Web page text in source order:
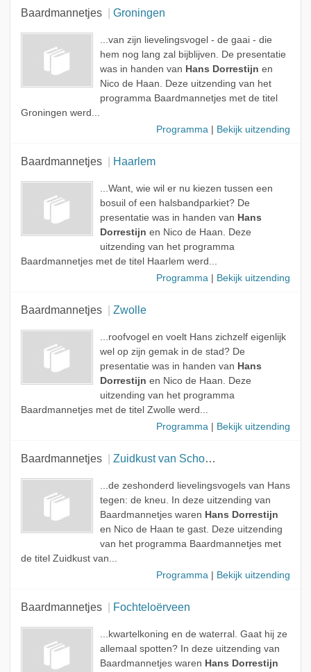
Baardmannetjes Groningen
...van zijn lievelingsvogel - de gaai - die
hem nog lang zal bijblijven. De presentatie
was in handen van Hans Dorrestijn en
Nico de Haan. Deze uitzending van het
programma Baardmannetjes met de titel
Groningen werd...
Programma
Bekijk uitzending
Baardmannetjes Haarlem
...Want, wie wil er nu kiezen tussen een
bosuil of een halsbandparkiet? De
presentatie was in handen van Hans
Dorrestijn en Nico de Haan. Deze
uitzending van het programma
Baardmannetjes met de titel Haarlem werd...
Programma
Bekijk uitzending
Baardmannetjes Zwolle
...roofvogel en voelt Hans zichzelf eigenlijk
wel op zijn gemak in de stad? De
presentatie was in handen van Hans
Dorrestijn en Nico de Haan. Deze
uitzending van het programma
Baardmannetjes met de titel Zwolle werd...
Programma
Bekijk uitzending
Baardmannetjes Zuidkust van Schouwen
...de zeshonderd lievelingsvogels van Hans
tegen: de kneu. In deze uitzending van
Baardmannetjes waren Hans Dorrestijn
en Nico de Haan te gast. Deze uitzending
van het programma Baardmannetjes met
de titel Zuidkust van...
Programma
Bekijk uitzending
Baardmannetjes Fochteloërveen
...kwartelkoning en de waterral. Gaat hij ze
allemaal spotten? In deze uitzending van
Baardmannetjes waren Hans Dorrestijn